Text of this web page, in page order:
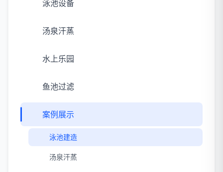
泳池设备
汤泉汗蒸
水上乐园
鱼池过滤
案例展示
泳池建造
汤泉汗蒸